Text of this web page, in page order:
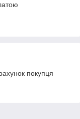
покупця